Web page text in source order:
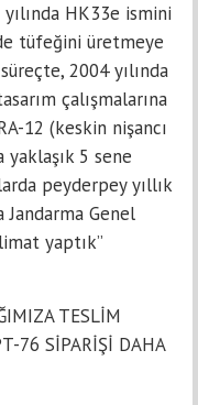
HK33e ismini
tüfeğini üretmeye
2004 yılında
çalışmalarına
12 (keskin nişancı
yaklaşık 5 sene
peyderpey yıllık
Genel
yaptık”
TESLİM
76 SİPARİŞİ DAHA